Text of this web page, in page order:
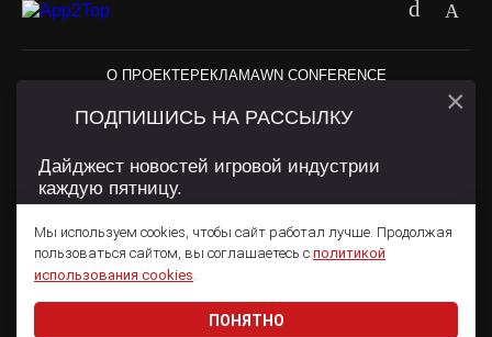
О ПРОЕКТЕРЕКЛАМАWN CONFERENCE
Сетевое издание App2Top
Главный редактор:
Семенов Александр Георгиевич
Учредитель:
ООО «ВН Медиа Групп»
Мы используем cookies, чтобы сайт работал лучше. Продолжая
пользоваться сайтом, вы соглашаетесь с политикой
использования cookies.
ПОНЯТНО
ПОДПИШИСЬ НА РАССЫЛКУ
Дайджест новостей игровой индустрии
каждую пятницу.
Даю согласие на обработкуперсональных данных
×